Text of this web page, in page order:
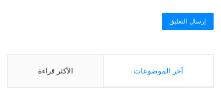
آخر الموضوعات الأكثر قراءة